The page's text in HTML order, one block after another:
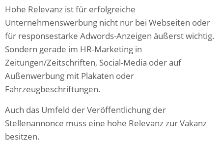
Hohe Relevanz ist für erfolgreiche
Unternehmenswerbung nicht nur bei Webseiten oder
für responsestarke Adwords-Anzeigen äußerst wichtig.
Sondern gerade im HR-Marketing in
Zeitungen/Zeitschriften, Social-Media oder auf
Außenwerbung mit Plakaten oder
Fahrzeugbeschriftungen.
Auch das Umfeld der Veröffentlichung der
Stellenannonce muss eine hohe Relevanz zur Vakanz
besitzen.